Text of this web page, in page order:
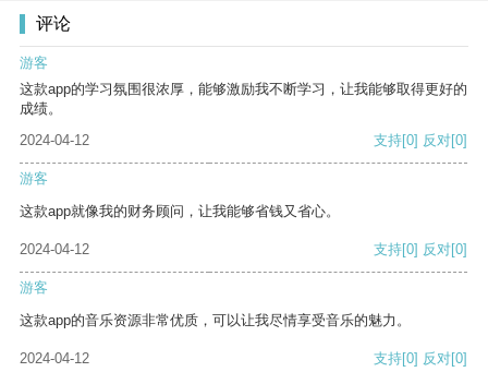
评论
游客
这款app的学习氛围很浓厚，能够激励我不断学习，让我能够取得更好的
成绩。
2024-04-12
支持[0] 反对[0]
游客
这款app就像我的财务顾问，让我能够省钱又省心。
2024-04-12 支持[0] 反对[0]
游客
这款app的音乐资源非常优质，可以让我尽情享受音乐的魅力。
2024-04-12 支持[0] 反对[0]